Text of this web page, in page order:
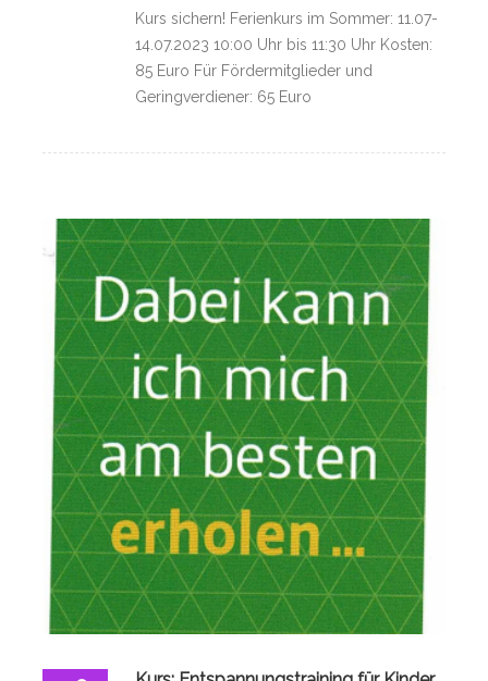
Kurs sichern! Ferienkurs im Sommer: 11.07-
14.07.2023 10:00 Uhr bis 11:30 Uhr Kosten:
85 Euro Für Fördermitglieder und
Geringverdiener: 65 Euro